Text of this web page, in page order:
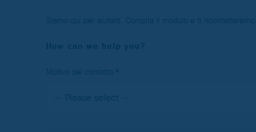
Siamo qui per aiutarti. Compila il modulo e ti ricontatteremo.
How can we help you?
Motivo del contatto